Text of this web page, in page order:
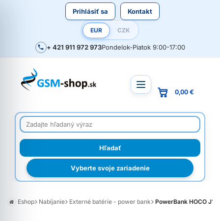
Prihlásiť sa Kontakt
EUR CZK
+ 421 911 972 973Pondelok-Piatok 9:00-17:00
Vyberte svoje zariadenie
0,00 €
Eshop Nabíjanie Externé batérie - power bank PowerBank HOCO